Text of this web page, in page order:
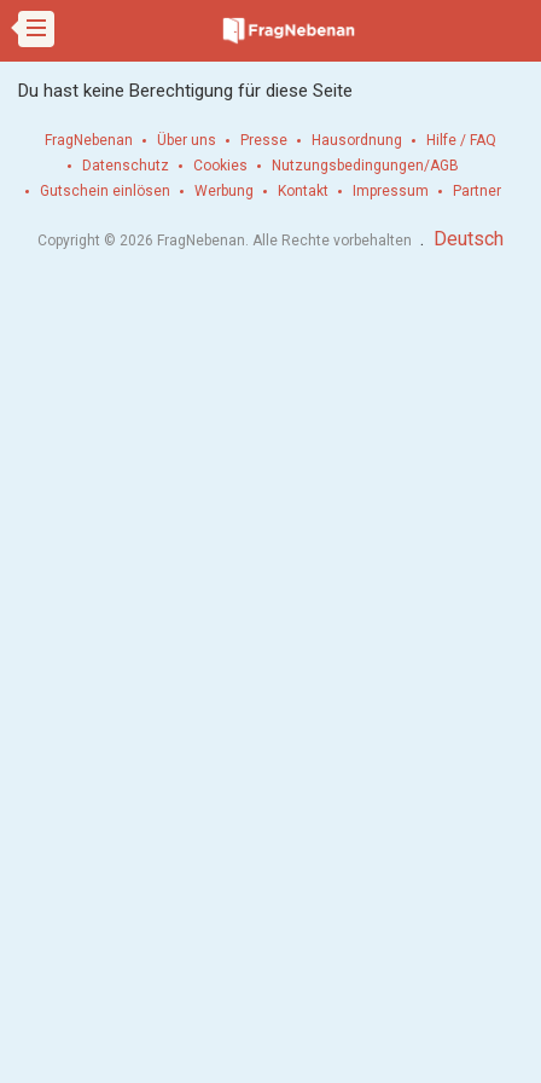
Du hast keine Berechtigung für diese Seite
FragNebenan Über uns Presse Hausordnung
Hilfe / FAQ
Datenschutz
Cookies
Nutzungsbedingungen/AGB
Gutschein einlösen
Werbung Kontakt Impressum Partner
Copyright © 2026 FragNebenan. Alle Rechte vorbehalten . Deutsch